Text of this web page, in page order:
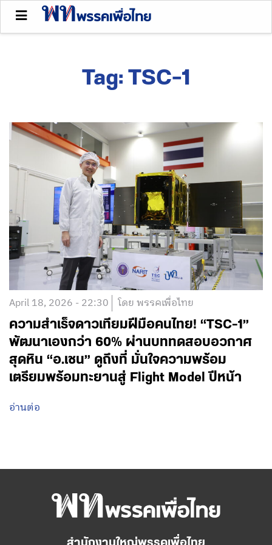
Tag: TSC-1
April 18, 2026 - 22:30 โดย พรรคเพื่อไทย
ความสำเร็จดาวเทียมฝีมือคนไทย! “TSC-1”
พัฒนาเองกว่า 60% ผ่านบททดสอบอวกาศ
สุดหิน “อ.เชน” ดูถึงที่ มั่นใจความพร้อม
เตรียมพร้อมทะยานสู่ Flight Model ปีหน้า
อ่านต่อ